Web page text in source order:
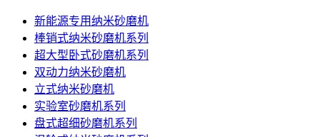
新能源专用纳米砂磨机
棒销式纳米砂磨机系列
超大型卧式砂磨机系列
双动力纳米砂磨机
立式纳米砂磨机
实验室砂磨机系列
盘式超细砂磨机系列